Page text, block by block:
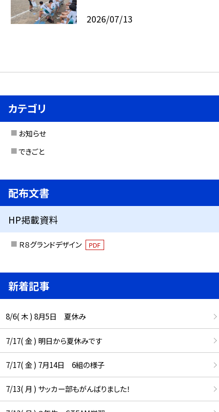
2026/07/13
カテゴリ
お知らせ
できごと
配布文書
HP掲載資料
Ｒ８グランドデザイン PDF
新着記事
8/6( 木 ) 8月5日 夏休み
7/17( 金 ) 明日から夏休みです
7/17( 金 ) 7月14日 6組の様子
7/13( 月 ) サッカー部もがんばりました！